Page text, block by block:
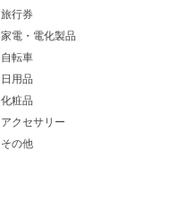
旅行券
家電・電化製品
自転車
日用品
化粧品
アクセサリー
その他